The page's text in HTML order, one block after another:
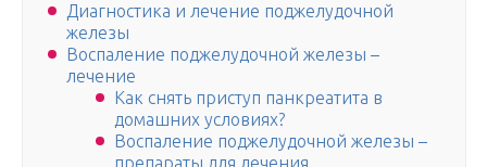
Диагностика и лечение поджелудочной
железы
Воспаление поджелудочной железы –
лечение
Как снять приступ панкреатита в
домашних условиях?
Воспаление поджелудочной железы –
препараты для лечения